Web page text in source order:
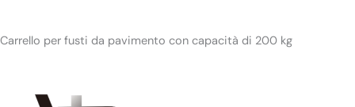
Carrello per fusti da pavimento con capacità di 200 kg